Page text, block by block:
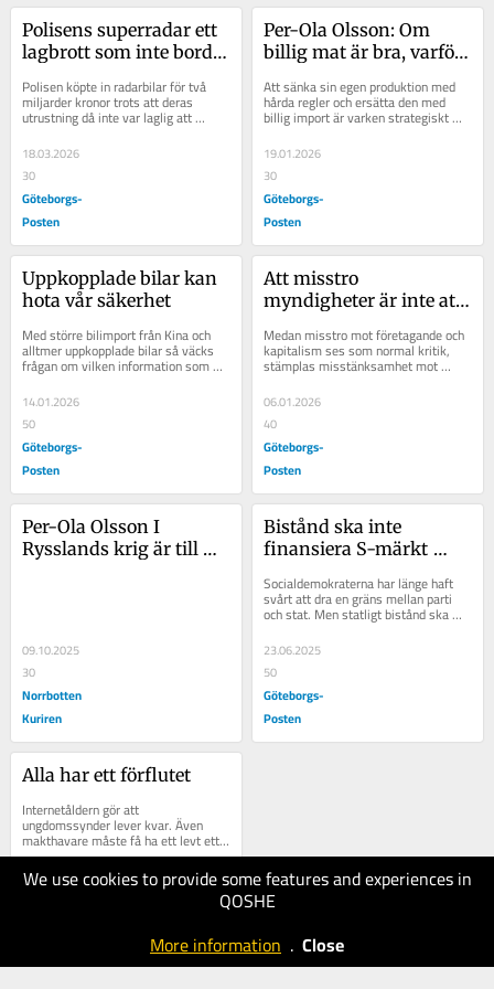
We use cookies to provide some features and experiences in
QOSHE
More information . Close
Polisens superradar ett
lagbrott som inte borde
Polisen köpte in radarbilar för två
miljarder kronor trots att deras
utrustning då inte var laglig att
använda. Det skickar en tveksam
signal att...
18.03.2026
30
Göteborgs-
Posten
Per-Ola Olsson: Om
billig mat är bra, varför
här?
Att sänka sin egen produktion med
hårda regler och ersätta den med
billig import är varken strategiskt
eller hållbart.
19.01.2026
30
Göteborgs-
Posten
Uppkopplade bilar kan
hota vår säkerhet
Med större bilimport från Kina och
alltmer uppkopplade bilar så väcks
frågan om vilken information som
egentligen sprids vidare.
14.01.2026
50
Göteborgs-
Posten
Att misstro
myndigheter är inte att
konspirationsteorier
Medan misstro mot företagande och
kapitalism ses som normal kritik,
stämplas misstänksamhet mot
myndigheter och institutioner som...
06.01.2026
40
Göteborgs-
Posten
Per-Ola Olsson I
Rysslands krig är till
09.10.2025
30
Norrbotten
Kuriren
Bistånd ska inte
finansiera S-märkt
Socialdemokraterna har länge haft
svårt att dra en gräns mellan parti
och stat. Men statligt bistånd ska
inte gå till att finansiera S-
verksamhet.
23.06.2025
50
Göteborgs-
Posten
Alla har ett förflutet
Internetåldern gör att
ungdomssynder lever kvar. Även
makthavare måste få ha ett levt ett
liv.
13.05.2025